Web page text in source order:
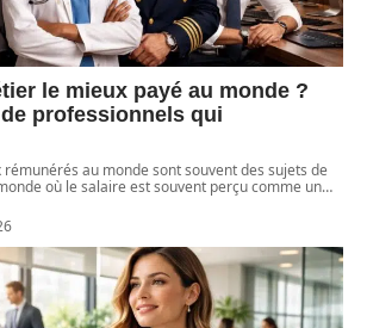
le mieux payé au monde ?
professionnels qui
au monde sont souvent des sujets de
où le salaire est souvent perçu comme un…